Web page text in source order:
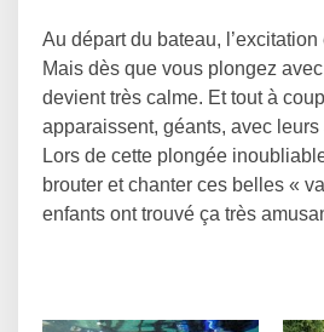
Au départ du bateau,
Mais dès que vous plongez
devient très calme. Et tout à
apparaissent, géants, avec
Lors de cette plongée
brouter et chanter ces belles «
enfants ont trouvé ça très